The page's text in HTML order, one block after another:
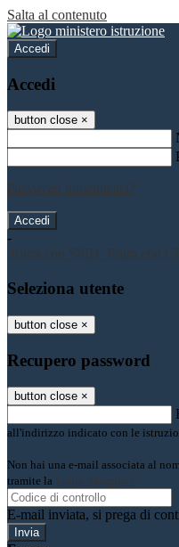
Salta al contenuto
Accedi
Accedi
button close ×
Password dimenticata?
-
Entra con SPID
Entra con
Seleziona utente
button close ×
Recupero password
button close ×
all'indirizzo indicato con le
Non hai una e-mail associata al
tramite la Login Spaggiari
E-mail inviata, si prega di